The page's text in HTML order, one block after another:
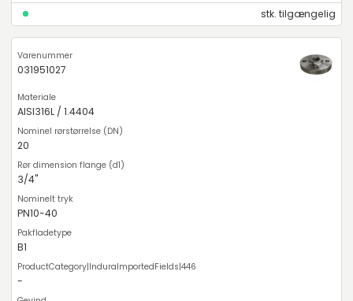
stk. tilgængelig
031951027
AISI316L / 1.4404
20
3/4"
PN10-40
B1
-